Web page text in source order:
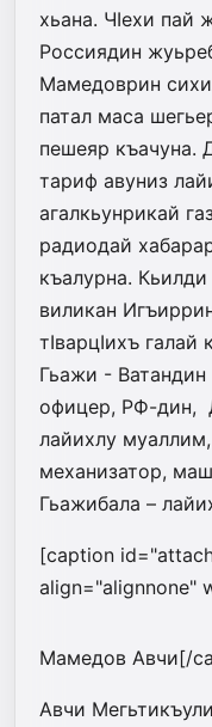
хьана. ЧIехи пай
Россиядин
Мамедоврин
патал маса
пешеяр къачуна.
тариф авуниз
агалкьунрикай
радиодай
къалурна.
виликан
тIварцIихъ галай
Гьажи - Ватандин
офицер, РФ-дин,
лайихлу
механизатор,
Гьажибала –
[caption
align="alignnone"
Мамедов Авчи[/
Авчи